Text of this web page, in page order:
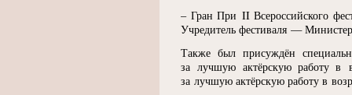
– Гран При II Всероссийского
Учредитель фестиваля —
Также был присуждён
за лучшую актёрскую работу в
за лучшую актёрскую работу в